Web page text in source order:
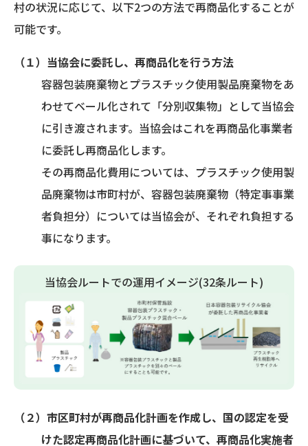
村の状況に応じて、以下2つの方法で再商品化することが
可能です。
（１）当協会に委託し、再商品化を行う方法
容器包装廃棄物とプラスチック使用製品廃棄物をあ
わせてベール化されて「分別収集物」として当協会
に引き渡されます。当協会はこれを再商品化事業者
に委託し再商品化します。
その再商品化費用については、プラスチック使用製
品廃棄物は市町村が、容器包装廃棄物（特定事事業
者負担分）については当協会が、それぞれ負担する
事になります。
当協会ルートでの運用イメージ(32条ルート)
（２）市区町村が再商品化計画を作成し、国の認定を受
けた認定再商品化計画に基づいて、再商品化実施者